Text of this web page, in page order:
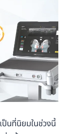
ป็นที่นิยมในช่วงนี้